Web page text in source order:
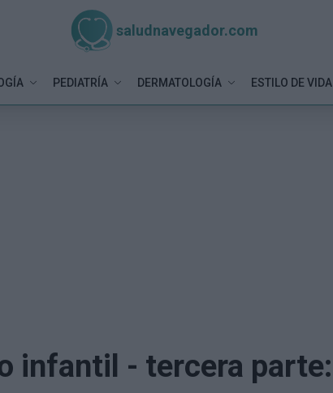
saludnavegador.com
PEDIATRÍA DERMATOLOGÍA ESTILO DE VIDA
infantil - tercera parte: